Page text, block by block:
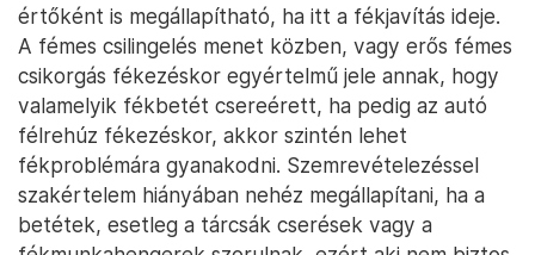
értőként is megállapítható, ha itt a fékjavítás ideje.
A fémes csilingelés menet közben, vagy erős fémes
csikorgás fékezéskor egyértelmű jele annak, hogy
valamelyik fékbetét csereérett, ha pedig az autó
félrehúz fékezéskor, akkor szintén lehet
fékproblémára gyanakodni. Szemrevételezéssel
szakértelem hiányában nehéz megállapítani, ha a
betétek, esetleg a tárcsák cserések vagy a